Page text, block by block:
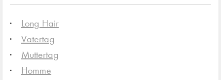
Long Hair
Vatertag
Muttertag
Homme